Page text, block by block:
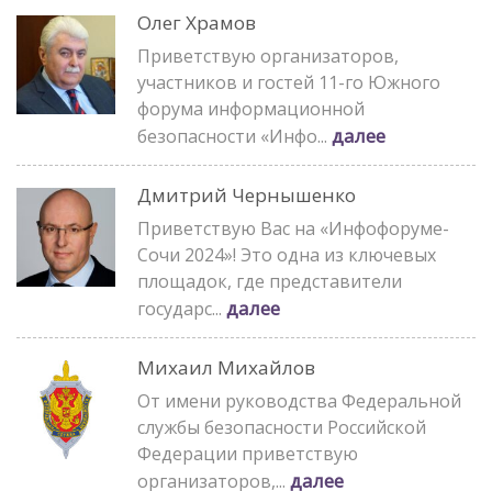
Олег Храмов
Приветствую организаторов,
участников и гостей 11-го Южного
форума информационной
безопасности «Инфо... далее
Дмитрий Чернышенко
Приветствую Вас на «Инфофоруме-
Сочи 2024»! Это одна из ключевых
площадок, где представители
государс... далее
Михаил Михайлов
От имени руководства Федеральной
службы безопасности Российской
Федерации приветствую
организаторов,... далее